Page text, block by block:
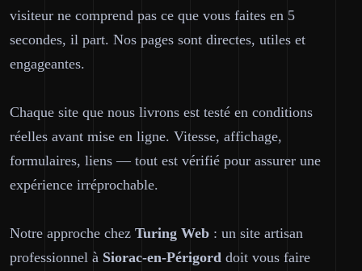
visiteur ne comprend pas ce que vous faites en 5
secondes, il part. Nos pages sont directes, utiles et
engageantes.
Chaque site que nous livrons est testé en conditions
réelles avant mise en ligne. Vitesse, affichage,
formulaires, liens — tout est vérifié pour assurer une
expérience irréprochable.
Notre approche chez Turing Web : un site artisan
professionnel à Siorac-en-Périgord doit vous faire